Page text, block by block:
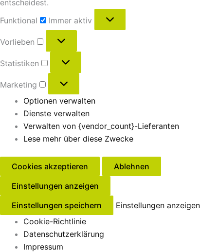
entscheidest.
Funktional
Immer aktiv
Vorlieben
Statistiken
Marketing
Optionen verwalten
Dienste verwalten
Verwalten von {vendor_count}-Lieferanten
Lese mehr über diese Zwecke
Cookies akzeptieren
Ablehnen
Einstellungen anzeigen
Einstellungen speichern
Einstellungen anzeigen
Cookie-Richtlinie
Datenschutzerklärung
Impressum